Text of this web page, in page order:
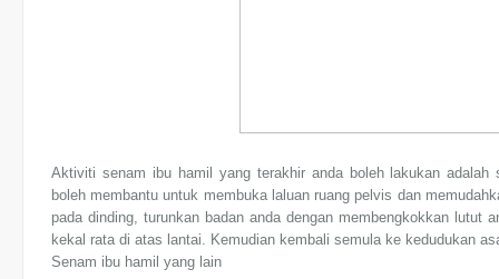
Aktiviti senam ibu hamil yang terakhir anda boleh lakukan
boleh membantu untuk membuka laluan ruang pelvis dan
pada dinding, turunkan badan anda dengan membengkokkan
kekal rata di atas lantai. Kemudian kembali semula ke kedudukan
Senam ibu hamil yang lain